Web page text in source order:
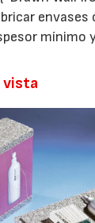
envases
mínimo
vista